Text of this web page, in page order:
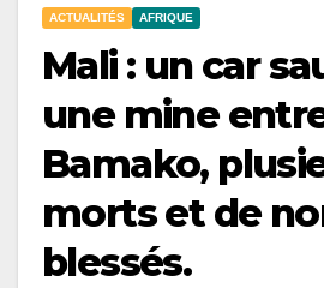
ACTUALITÉS AFRIQUE
Mali : un car
une mine
Bamako,
morts et de
blessés.